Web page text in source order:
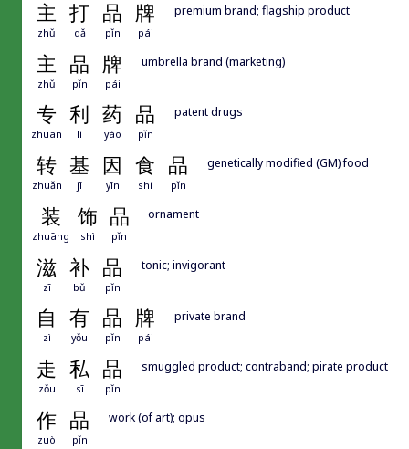
主 打 品 牌
zhǔ dǎ pǐn pái
premium brand; flagship product
主 品 牌
zhǔ pǐn pái
umbrella brand (marketing)
专 利 药 品
zhuān lì yào pǐn
patent drugs
转 基 因 食 品
zhuǎn jī yīn shí pǐn
genetically modified (GM) food
装 饰 品
zhuāng shì pǐn
ornament
滋 补 品
zī bǔ pǐn
tonic; invigorant
自 有 品 牌
zì yǒu pǐn pái
private brand
走 私 品
zǒu sī pǐn
smuggled product; contraband; pirate product
作 品
zuò pǐn
work (of art); opus